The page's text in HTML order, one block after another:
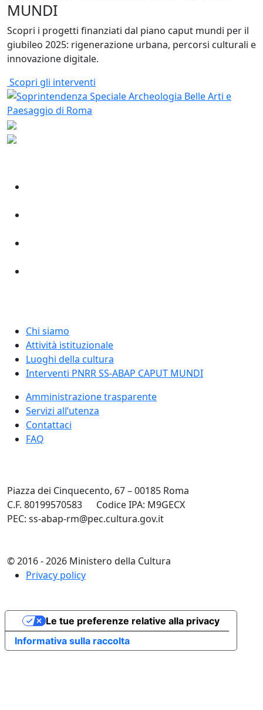
MUNDI
Scopri i progetti finanziati dal piano caput mundi per il
giubileo 2025: rigenerazione urbana, percorsi culturali e
innovazione digitale.
Scopri gli interventi
Chi siamo
Attività istituzionale
Luoghi della cultura
Interventi PNRR SS-ABAP CAPUT MUNDI
Amministrazione trasparente
Servizi all’utenza
Contattaci
FAQ
Piazza dei Cinquecento, 67 – 00185 Roma
C.F. 80199570583
Codice IPA: M9GECX
PEC: ss-abap-rm@pec.cultura.gov.it
© 2016 - 2026 Ministero della Cultura
Privacy policy
Informativa sulla raccolta
Le tue preferenze relative alla privacy